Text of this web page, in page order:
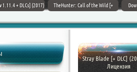
[+
Downward: Enhanced Edition
Field of Glory II [+
Stray Blade [+ DLC]
Лицензия